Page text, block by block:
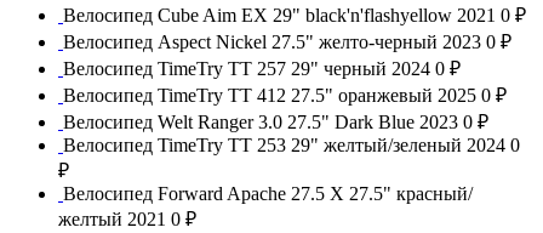
Велосипед Cube Aim EX 29" black'n'flashyellow 2021 0 ₽
Велосипед Aspect Nickel 27.5" желто-черный 2023 0 ₽
Велосипед TimeTry TT 257 29" черный 2024 0 ₽
Велосипед TimeTry TT 412 27.5" оранжевый 2025 0 ₽
Велосипед Welt Ranger 3.0 27.5" Dark Blue 2023 0 ₽
Велосипед TimeTry TT 253 29" желтый/зеленый 2024 0
₽
Велосипед Forward Apache 27.5 X 27.5" красный/
желтый 2021 0 ₽